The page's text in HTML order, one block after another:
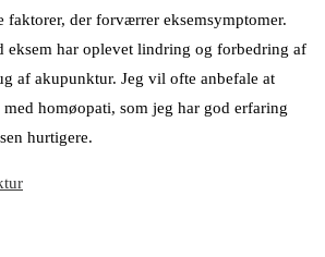
faktorer, der forværrer eksemsymptomer.
eksem har oplevet lindring og forbedring af
af akupunktur. Jeg vil ofte anbefale at
homøopati, som jeg har god erfaring
hurtigere.